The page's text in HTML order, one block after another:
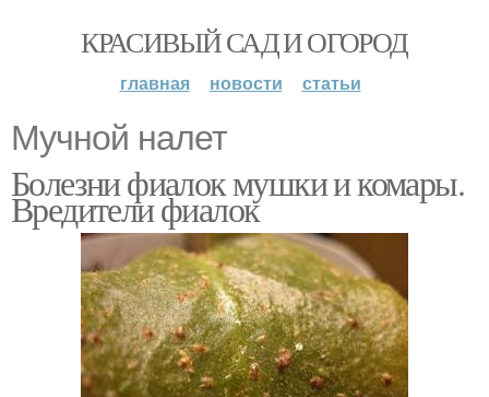
КРАСИВЫЙ САД И ОГОРОД
главная новости статьи
Мучной налет
Болезни фиалок мушки и комары.
Вредители фиалок